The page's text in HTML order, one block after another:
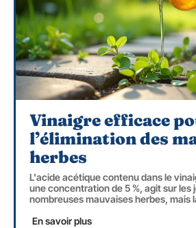
Vinaigre efficace
l’élimination des
herbes
L'acide acétique contenu dans le
une concentration de 5 %, agit sur les
nombreuses mauvaises herbes, mais
En savoir plus